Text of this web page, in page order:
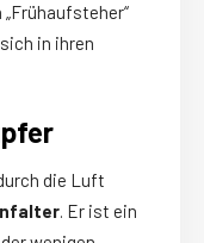
in ihren
die Luft
. Er ist ein